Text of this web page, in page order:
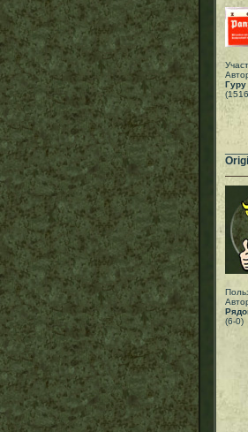
Гуру
(6-0)